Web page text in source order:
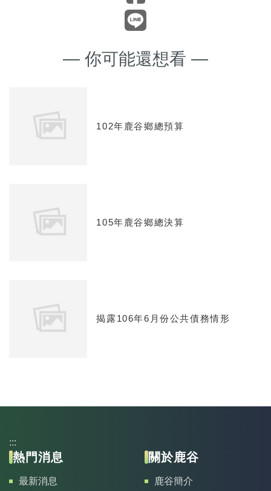
— 你可能還想看 —
102年鹿谷鄉總預算
105年鹿谷鄉總決算
揭露106年6月份公共債務情形
:::
熱門消息
最新消息
關於鹿谷
鹿谷簡介